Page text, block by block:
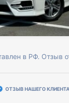
в РФ. Отзыв
ОТЗЫВ НАШЕГО КЛИЕНТА